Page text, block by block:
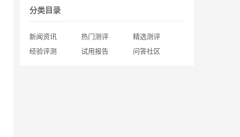
分类目录
新闻资讯 热门测评
精选测评
经验评测
试用报告 问答社区